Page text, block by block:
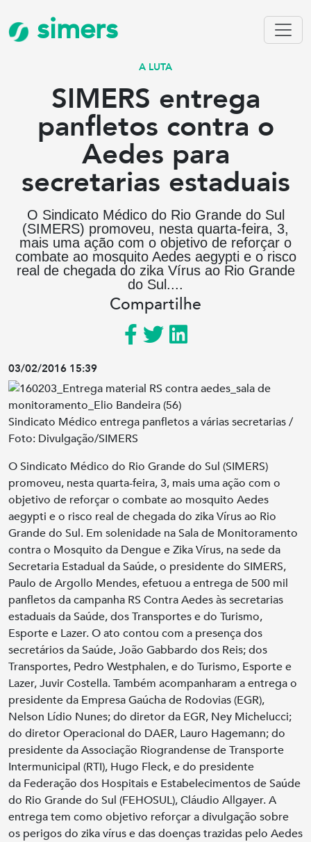
simers
A LUTA
SIMERS entrega
panfletos contra o
Aedes para
secretarias estaduais
O Sindicato Médico do Rio Grande do Sul
(SIMERS) promoveu, nesta quarta-feira, 3,
mais uma ação com o objetivo de reforçar o
combate ao mosquito Aedes aegypti e o risco
real de chegada do zika Vírus ao Rio Grande
do Sul....
Compartilhe
03/02/2016 15:39
Sindicato Médico entrega panfletos a várias secretarias /
Foto: Divulgação/SIMERS
O Sindicato Médico do Rio Grande do Sul (SIMERS)
promoveu, nesta quarta-feira, 3, mais uma ação com o
objetivo de reforçar o combate ao mosquito Aedes
aegypti e o risco real de chegada do zika Vírus ao Rio
Grande do Sul. Em solenidade na Sala de Monitoramento
contra o Mosquito da Dengue e Zika Vírus, na sede da
Secretaria Estadual da Saúde, o presidente do SIMERS,
Paulo de Argollo Mendes, efetuou a entrega de 500 mil
panfletos da campanha RS Contra Aedes às secretarias
estaduais da Saúde, dos Transportes e do Turismo,
Esporte e Lazer. O ato contou com a presença dos
secretários da Saúde, João Gabbardo dos Reis; dos
Transportes, Pedro Westphalen, e do Turismo, Esporte e
Lazer, Juvir Costella. Também acompanharam a entrega o
presidente da Empresa Gaúcha de Rodovias (EGR),
Nelson Lídio Nunes; do diretor da EGR, Ney Michelucci;
do diretor Operacional do DAER, Lauro Hagemann; do
presidente da Associação Riograndense de Transporte
Intermunicipal (RTI), Hugo Fleck, e do presidente
da Federação dos Hospitais e Estabelecimentos de Saúde
do Rio Grande do Sul (FEHOSUL), Cláudio Allgayer. A
entrega tem como objetivo reforçar a divulgação sobre
os perigos do zika vírus e das doenças trazidas pelo Aedes